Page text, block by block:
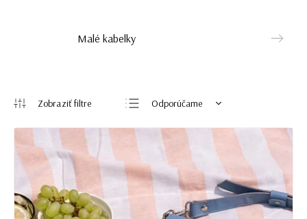
Malé kabelky
Odporúčame
Najdrahšie
Najpredávanejšie
Abecedne